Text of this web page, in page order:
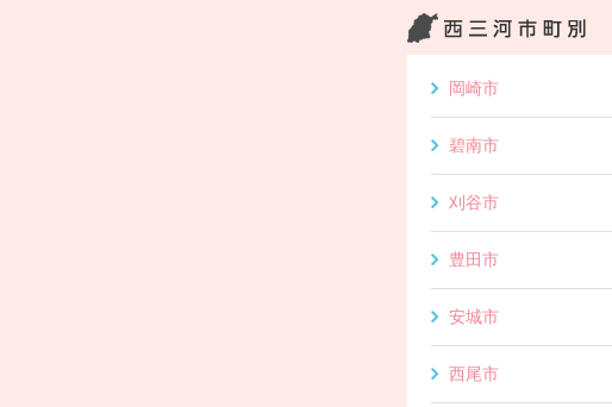
岡崎市
碧南市
刈谷市
豊田市
安城市
西尾市